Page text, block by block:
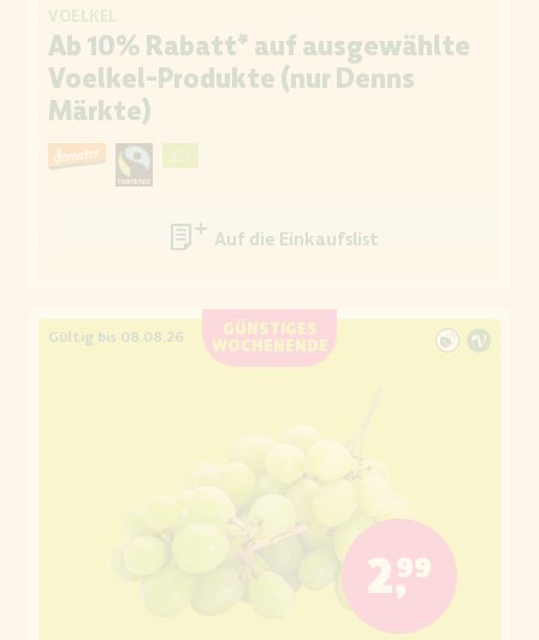
VOELKEL
Ab 10% Rabatt* auf ausgewählte
Voelkel-Produkte (nur Denns
Märkte)
Auf die Einkaufsliste
GÜNSTIGES
WOCHENENDE
Gültig bis 08.08.26
2,99